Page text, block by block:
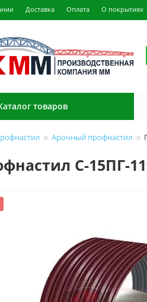
Доставка Оплата О покрытиях
товаров
Арочный профнастил
С-15ПГ-